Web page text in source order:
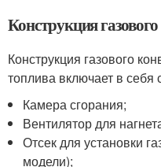
Конструкция
Конструкция газового
топлива включает в
Камера сгорания;
Вентилятор для
Отсек для установки
модели);